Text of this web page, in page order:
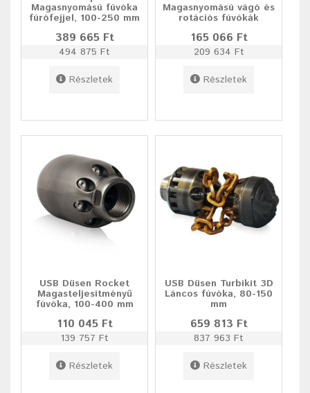
Magasnyomású fúvóka
fúrófejjel, 100-250 mm
389 665 Ft
494 875 Ft
Részletek
Magasnyomású vágó és
rotációs fúvókák
165 066 Ft
209 634 Ft
Részletek
USB Düsen Rocket
Magasteljesítményű
fúvóka, 100-400 mm
110 045 Ft
139 757 Ft
Részletek
USB Düsen Turbikit 3D
Láncos fúvóka, 80-150
mm
659 813 Ft
837 963 Ft
Részletek